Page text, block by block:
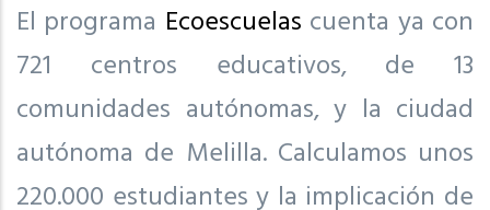
El programa Ecoescuelas cuenta ya con
721 centros educativos, de 13
comunidades autónomas, y la ciudad
autónoma de Melilla. Calculamos unos
220.000 estudiantes y la implicación de